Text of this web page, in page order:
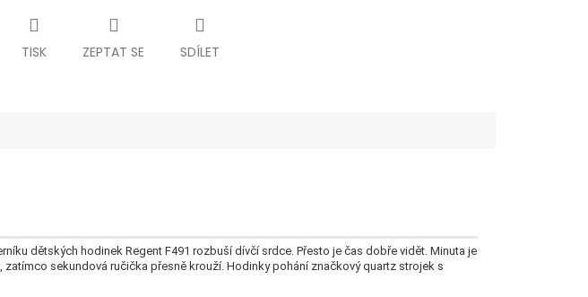
TISK ZEPTAT SE SDÍLET
dětských hodinek Regent F491 rozbuší dívčí srdce. Přesto je čas dobře vidět. Minuta je
sekundová ručička přesně krouží. Hodinky pohání značkový quartz strojek s